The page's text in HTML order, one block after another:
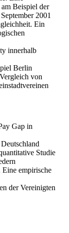
Beispiel der
2001
Ein
innerhalb
Berlin
von
Gap in
Studie
Eine empirische
der Vereinigten